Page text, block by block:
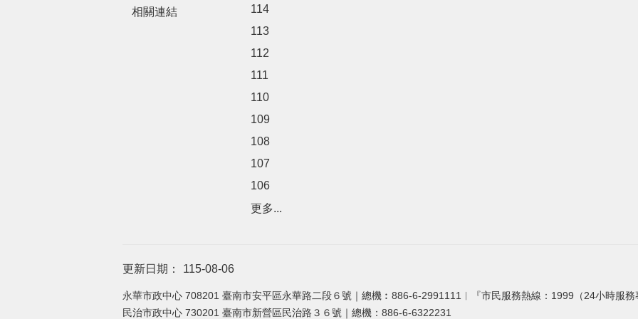
相關連結
114
113
112
111
110
109
108
107
106
更多...
更新日期： 115-08-06
永華市政中心 708201 臺南市安平區永華路二段６號｜總機︰886-6-2991111︱『市民服務熱線：1999（24小時服務
民治市政中心 730201 臺南市新營區民治路３６號｜總機：886-6-6322231